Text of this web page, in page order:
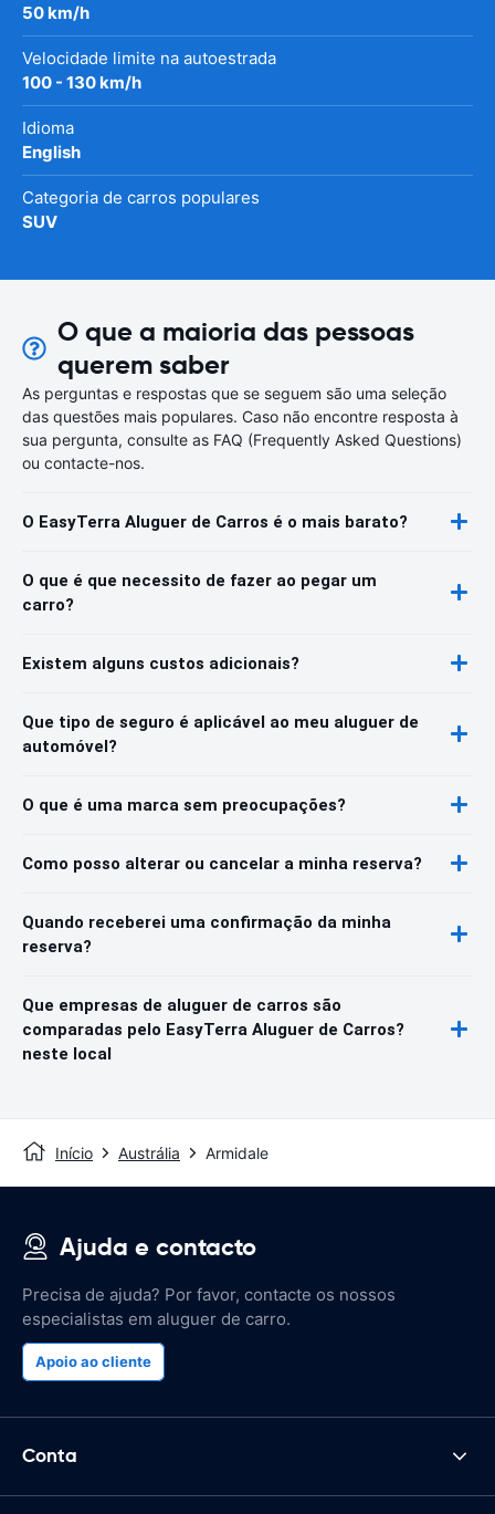
50 km/h
Velocidade limite na autoestrada
100 - 130 km/h
Idioma
English
Categoria de carros populares
SUV
O que a maioria das pessoas
querem saber
As perguntas e respostas que se seguem são uma seleção
das questões mais populares. Caso não encontre resposta à
sua pergunta, consulte as FAQ (Frequently Asked Questions)
ou contacte-nos.
O EasyTerra Aluguer de Carros é o mais barato?
O que é que necessito de fazer ao pegar um
carro?
Existem alguns custos adicionais?
Que tipo de seguro é aplicável ao meu aluguer de
automóvel?
O que é uma marca sem preocupações?
Como posso alterar ou cancelar a minha reserva?
Quando receberei uma confirmação da minha
reserva?
Que empresas de aluguer de carros são
comparadas pelo EasyTerra Aluguer de Carros?
neste local
Início Austrália Armidale
Ajuda e contacto
Precisa de ajuda? Por favor, contacte os nossos
especialistas em aluguer de carro.
Apoio ao cliente
Conta